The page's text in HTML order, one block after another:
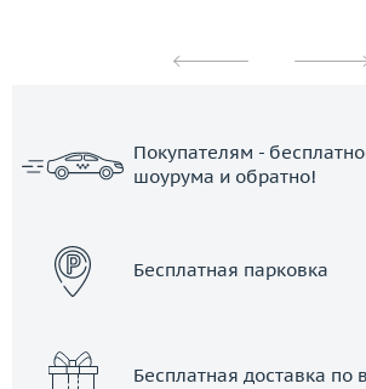
Покупателям -
шоурума и обратно!
Бесплатная парковка
Бесплатная доставка по